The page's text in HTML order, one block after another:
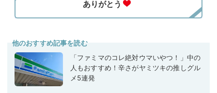
他のおすすめ記事を読む
「ファミマのコレ絶対ウマいやつ！」中の
人もおすすめ！辛さがヤミツキの推しグル
メ5連発